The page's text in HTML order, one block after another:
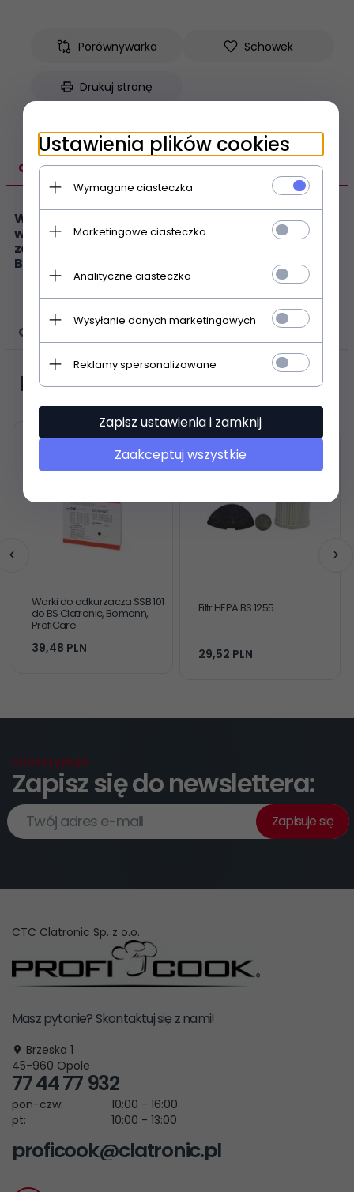
Porównywarka Schowek
Drukuj stronę
OPIS PRODUKTU
WAŻNE! Cześć zamienna pasuje wyłącznie do modeli
wymienionych w opisie. Jeśli symbol produktu nie
został wymieniony w opisie, część zamienna NIE
BĘDZIE PASOWAĆ.
OPINIE KLIENTÓW
Polecamy
Worki do odkurzacza SSB 101
do BS Clatronic, Bomann,
ProfiCare
39,48 PLN
Filtr HEPA BS 1255
29,52 PLN
Subskrypcja
Zapisz się do newslettera:
Twój adres e-mail Zapisuje się
CTC Clatronic Sp. z o.o.
Masz pytanie? Skontaktuj się z nami!
Brzeska 1
45-960 Opole
77 44 77 932
pon-czw:
10:00 - 16:00
pt:
10:00 - 13:00
proficook@clatronic.pl
Ustawienia plików cookies
Wymagane ciasteczka
Marketingowe ciasteczka
Analityczne ciasteczka
Wysyłanie danych marketingowych
Reklamy spersonalizowane
Zapisz ustawienia i zamknij
Zaakceptuj wszystkie